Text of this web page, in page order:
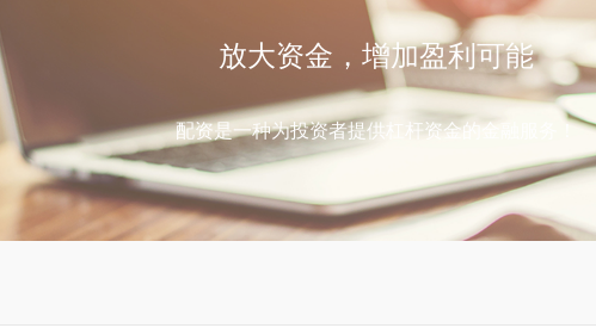
放大资金，增加盈利可能
配资是一种为投资者提供杠杆资金的金融服务！